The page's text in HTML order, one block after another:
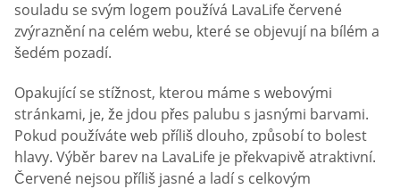
souladu se svým logem používá LavaLife červené
zvýraznění na celém webu, které se objevují na bílém a
šedém pozadí.
Opakující se stížnost, kterou máme s webovými
stránkami, je, že jdou přes palubu s jasnými barvami.
Pokud používáte web příliš dlouho, způsobí to bolest
hlavy. Výběr barev na LavaLife je překvapivě atraktivní.
Červené nejsou příliš jasné a ladí s celkovým